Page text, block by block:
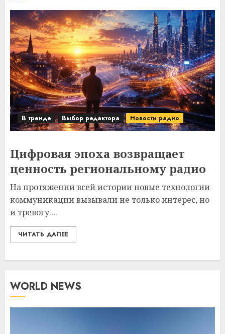
В тренде Выбор редактора Новости радио
Цифровая эпоха возвращает
ценность региональному радио
На протяжении всей истории новые технологии
коммуникации вызывали не только интерес, но
и тревогу....
ЧИТАТЬ ДАЛЕЕ
WORLD NEWS